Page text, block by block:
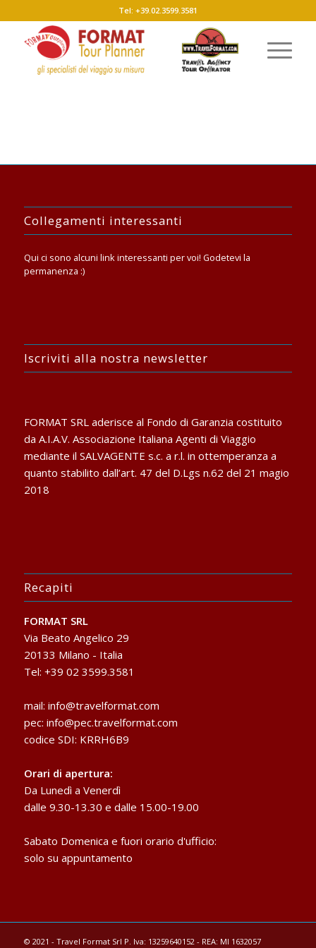
Tel: +39.02.3599.3581
Collegamenti interessanti
Qui ci sono alcuni link interessanti per voi! Godetevi la
permanenza :)
Iscriviti alla nostra newsletter
FORMAT SRL aderisce al Fondo di Garanzia costituito
da A.I.A.V. Associazione Italiana Agenti di Viaggio
mediante il SALVAGENTE s.c. a r.l. in ottemperanza a
quanto stabilito dall’art. 47 del D.Lgs n.62 del 21 magio
2018
Recapiti
FORMAT SRL
Via Beato Angelico 29
20133 Milano - Italia
Tel: +39 02 3599.3581
mail: info@travelformat.com
pec: info@pec.travelformat.com
codice SDI: KRRH6B9
Orari di apertura:
Da Lunedì a Venerdì
dalle 9.30-13.30 e dalle 15.00-19.00
Sabato Domenica e fuori orario d'ufficio:
solo su appuntamento
© 2021 - Travel Format Srl P. Iva: 13259640152 - REA: MI 1632057